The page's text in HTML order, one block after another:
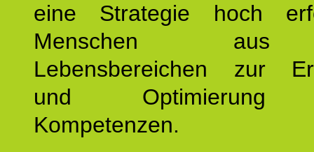
eine Strategie hoch
Menschen
Lebensbereichen zur
und Optimierung
Kompetenzen.